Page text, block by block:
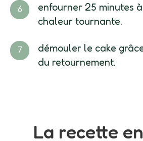
enfourner 25 minutes à
chaleur tournante.
démouler le cake
du retournement.
La recette